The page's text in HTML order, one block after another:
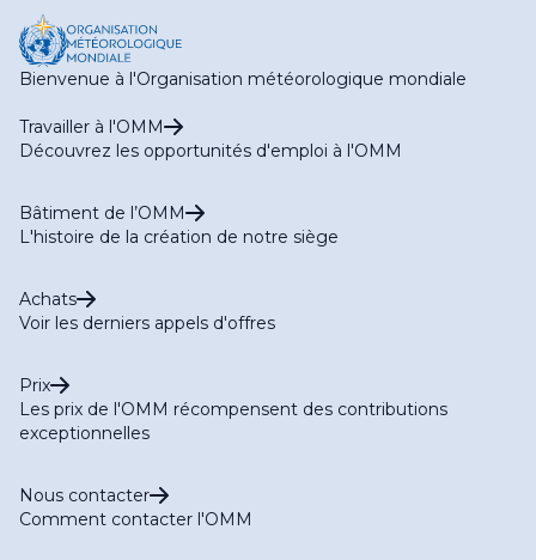
Bienvenue à l'Organisation météorologique mondiale
Travailler à l'OMM
Découvrez les opportunités d'emploi à l'OMM
Bâtiment de l’OMM
L'histoire de la création de notre siège
Achats
Voir les derniers appels d'offres
Prix
Les prix de l'OMM récompensent des contributions
exceptionnelles
Nous contacter
Comment contacter l'OMM